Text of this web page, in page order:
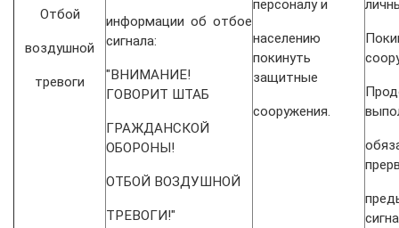
Отбой
воздушной
тревоги
информации об отбое
сигнала:
"ВНИМАНИЕ!
ГОВОРИТ ШТАБ
ГРАЖДАНСКОЙ
ОБОРОНЫ!
ОТБОЙ ВОЗДУШНОЙ
ТРЕВОГИ!"
персоналу и
населению
покинуть
защитные
сооружения.